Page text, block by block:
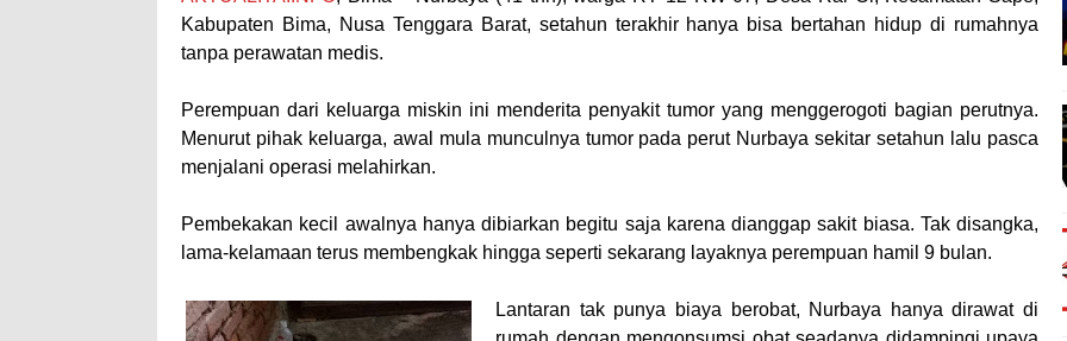
Kabupaten Bima, Nusa Tenggara Barat, setahun terakhir hanya bisa bertahan hidup di rumahnya
tanpa perawatan medis.
Perempuan dari keluarga miskin ini menderita penyakit tumor yang menggerogoti bagian perutnya.
Menurut pihak keluarga, awal mula munculnya tumor pada perut Nurbaya sekitar setahun lalu pasca
menjalani operasi melahirkan.
Pembekakan kecil awalnya hanya dibiarkan begitu saja karena dianggap sakit biasa. Tak disangka,
lama-kelamaan terus membengkak hingga seperti sekarang layaknya perempuan hamil 9 bulan.
Lantaran tak punya biaya berobat, Nurbaya hanya dirawat di